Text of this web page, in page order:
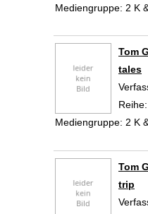
Mediengruppe: 2 K
Tom
tales
Reihe:
Mediengruppe: 2 K
Tom
trip